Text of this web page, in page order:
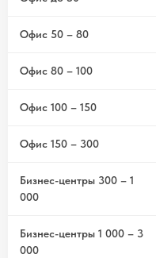
Офис 50 – 80
Офис 80 – 100
Офис 100 – 150
Офис 150 – 300
Бизнес-центры 300 – 1
000
Бизнес-центры 1 000 – 3
000